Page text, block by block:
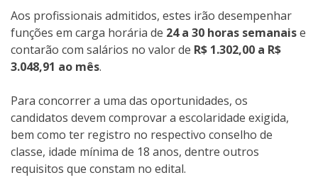
Aos profissionais admitidos, estes irão desempenhar
funções em carga horária de 24 a 30 horas semanaise
contarão com salários no valor de R$ 1.302,00 a R$
3.048,91 ao mês.
Para concorrer a uma das oportunidades, os
candidatos devem comprovar a escolaridade exigida,
bem como ter registro no respectivo conselho de
classe, idade mínima de 18 anos, dentre outros
requisitos que constam no edital.